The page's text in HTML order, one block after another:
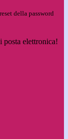
della password
posta elettronica!